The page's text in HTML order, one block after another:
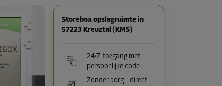
Storebox opslagruimte in
57223 Kreuztal (KMS)
24/7-toegang met
persoonlijke code
Zonder borg – direct